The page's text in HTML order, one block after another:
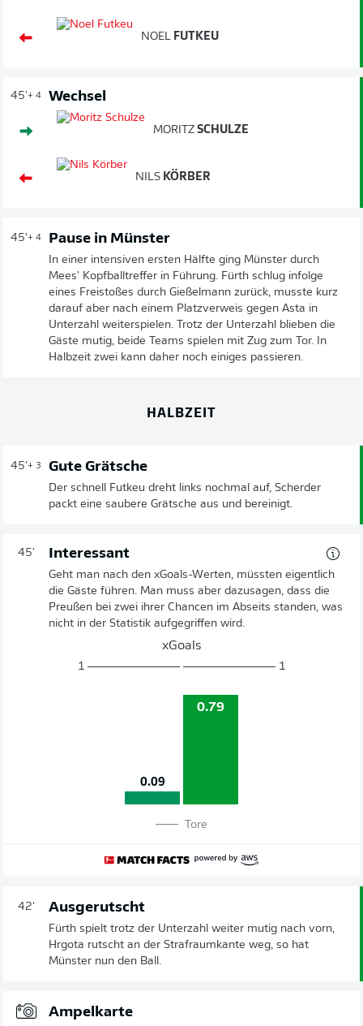
NOEL FUTKEU
45'+ 4 Wechsel
MORITZ SCHULZE
NILS KÖRBER
45'+ 4 Pause in Münster
In einer intensiven ersten Hälfte ging Münster durch
Mees' Kopfballtreffer in Führung. Fürth schlug infolge
eines Freistoßes durch Gießelmann zurück, musste kurz
darauf aber nach einem Platzverweis gegen Asta in
Unterzahl weiterspielen. Trotz der Unterzahl blieben die
Gäste mutig, beide Teams spielen mit Zug zum Tor. In
Halbzeit zwei kann daher noch einiges passieren.
HALBZEIT
45'+ 3 Gute Grätsche
Der schnell Futkeu dreht links nochmal auf, Scherder
packt eine saubere Grätsche aus und bereinigt.
45' Interessant
Geht man nach den xGoals-Werten, müssten eigentlich
die Gäste führen. Man muss aber dazusagen, dass die
Preußen bei zwei ihrer Chancen im Abseits standen, was
nicht in der Statistik aufgegriffen wird.
xGoals
1
0.09
0.79
1
Tore
42' Ausgerutscht
Fürth spielt trotz der Unterzahl weiter mutig nach vorn,
Hrgota rutscht an der Strafraumkante weg, so hat
Münster nun den Ball.
Ampelkarte